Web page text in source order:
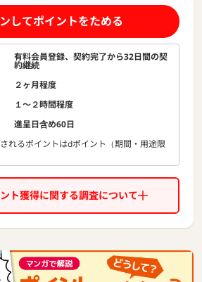
コンビニ大手3社などで毎日使える割引
でのお買物でたまるポイント特
ルサービス「CHARGESPOT」使い放
円割引などお客さまの日常のあらゆる
典を取り揃えた、使うたびにおトクを
ビスです！
もご利用いただけます
はじめてご契約いただくお客さまは
用いただけます
してポイントをためる
有料会員登録、契約完了から32日間の契
約継続
２ヶ月程度
１〜２時間程度
進呈日含め60日
れるポイントはdポイント（期間・用途限
ント獲得に関する調査について